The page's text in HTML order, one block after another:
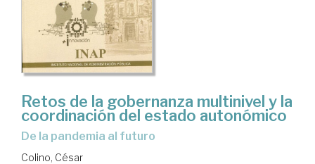
Retos de la gobernanza multinivel y la
coordinación del estado autonómico
de la pandemia al futuro
Colino, César